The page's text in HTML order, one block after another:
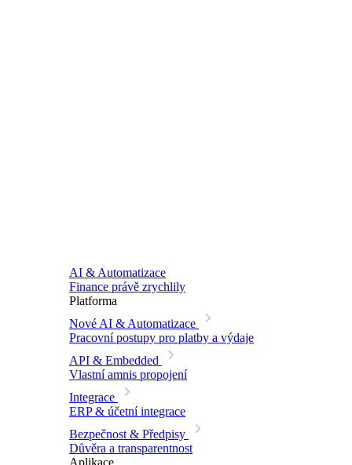
AI & Automatizace
Finance právě zrychlily
Platforma
Nové AI & Automatizace
Pracovní postupy pro platby a výdaje
API & Embedded
Vlastní amnis propojení
Integrace
ERP & účetní integrace
Bezpečnost & Předpisy
Důvěra a transparentnost
Aplikace